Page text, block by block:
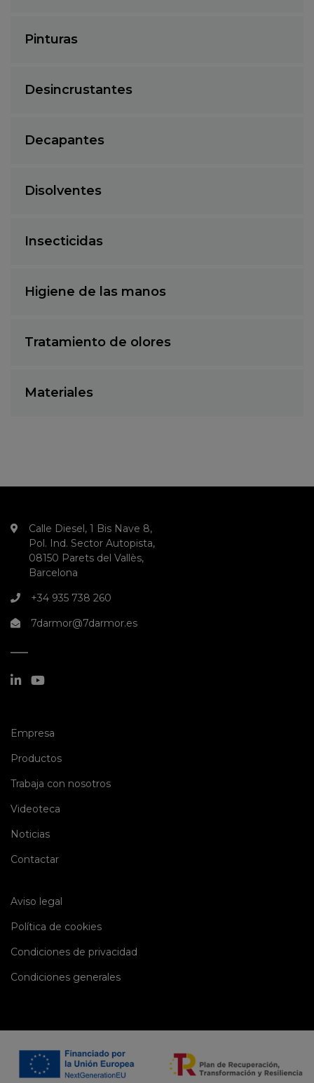
Pinturas
Desincrustantes
Decapantes
Disolventes
Insecticidas
Higiene de las manos
Tratamiento de olores
Materiales
Calle Diesel, 1 Bis Nave 8,
Pol. Ind. Sector Autopista,
08150 Parets del Vallès,
Barcelona
+34 935 738 260
7darmor@7darmor.es
Empresa
Productos(current)
Trabaja con nosotros(current)
Videoteca
Noticias(current)
Contactar(current)
Aviso legal
Política de cookies
Condiciones de privacidad
Condiciones generales